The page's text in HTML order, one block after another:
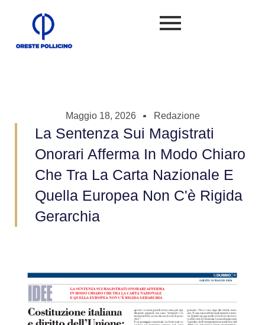
Maggio 18, 2026 Redazione
La Sentenza Sui Magistrati
Onorari Afferma In Modo Chiaro
Che Tra La Carta Nazionale E
Quella Europea Non C'è Rigida
Gerarchia